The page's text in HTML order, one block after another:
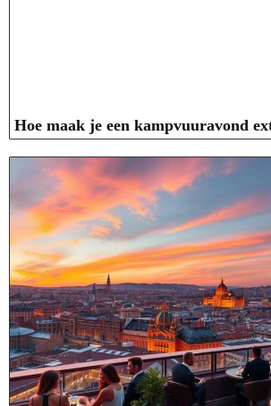
Hoe maak je een kampvuuravond